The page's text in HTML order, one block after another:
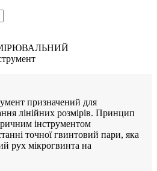
призначений для
лінійних розмірів. Принцип
інструментом
точної гвинтовий пари, яка
рух мікрогвинта на